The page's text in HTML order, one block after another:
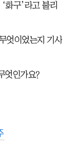
화구’라고 불리
엇이었는지 기사
엇인가요?